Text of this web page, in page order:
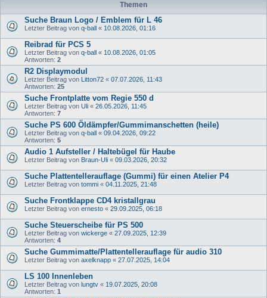
Themen
Suche Braun Logo / Emblem für L 46
Letzter Beitrag von q-ball « 10.08.2026, 01:16
Reibrad für PCS 5
Letzter Beitrag von q-ball « 10.08.2026, 01:05
Antworten: 2
R2 Displaymodul
Letzter Beitrag von Litton72 « 07.07.2026, 11:43
Antworten: 25
Suche Frontplatte vom Regie 550 d
Letzter Beitrag von Uli « 26.05.2026, 11:45
Antworten: 7
Suche PS 600 Öldämpfer/Gummimanschetten (heile)
Letzter Beitrag von q-ball « 09.04.2026, 09:22
Antworten: 5
Audio 1 Aufsteller / Haltebügel für Haube
Letzter Beitrag von Braun-Uli « 09.03.2026, 20:32
Suche Plattentellerauflage (Gummi) für einen Atelier P4
Letzter Beitrag von tommi « 04.11.2025, 21:48
Suche Frontklappe CD4 kristallgrau
Letzter Beitrag von ernesto « 29.09.2025, 06:18
Suche Steuerscheibe für PS 500
Letzter Beitrag von wickerge « 27.09.2025, 12:39
Antworten: 4
Suche Gummimatte/Plattentellerauflage für audio 310
Letzter Beitrag von axelknapp « 27.07.2025, 14:04
LS 100 Innenleben
Letzter Beitrag von lungtv « 19.07.2025, 20:08
Antworten: 1